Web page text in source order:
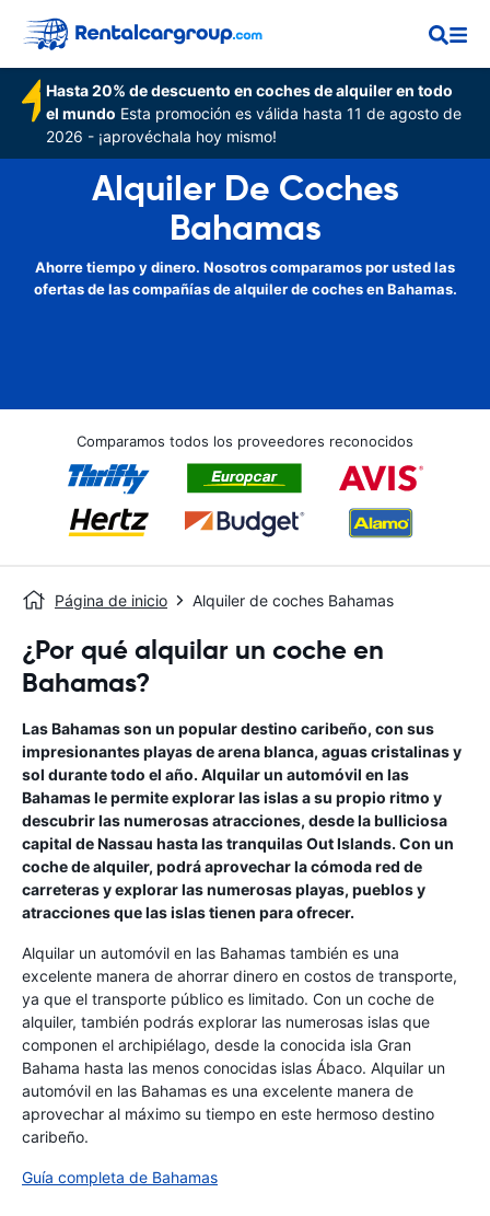
Hasta 20% de descuento en coches de alquiler en todo
el mundo Esta promoción es válida hasta 11 de agosto de
2026 - ¡aprovéchala hoy mismo!
Alquiler De Coches
Bahamas
Ahorre tiempo y dinero. Nosotros comparamos por usted las
ofertas de las compañías de alquiler de coches en Bahamas.
Comparamos todos los proveedores reconocidos
Página de inicio Alquiler de coches Bahamas
¿Por qué alquilar un coche en
Bahamas?
Las Bahamas son un popular destino caribeño, con sus
impresionantes playas de arena blanca, aguas cristalinas y
sol durante todo el año. Alquilar un automóvil en las
Bahamas le permite explorar las islas a su propio ritmo y
descubrir las numerosas atracciones, desde la bulliciosa
capital de Nassau hasta las tranquilas Out Islands. Con un
coche de alquiler, podrá aprovechar la cómoda red de
carreteras y explorar las numerosas playas, pueblos y
atracciones que las islas tienen para ofrecer.
Alquilar un automóvil en las Bahamas también es una
excelente manera de ahorrar dinero en costos de transporte,
ya que el transporte público es limitado. Con un coche de
alquiler, también podrás explorar las numerosas islas que
componen el archipiélago, desde la conocida isla Gran
Bahama hasta las menos conocidas islas Ábaco. Alquilar un
automóvil en las Bahamas es una excelente manera de
aprovechar al máximo su tiempo en este hermoso destino
caribeño.
Guía completa de Bahamas